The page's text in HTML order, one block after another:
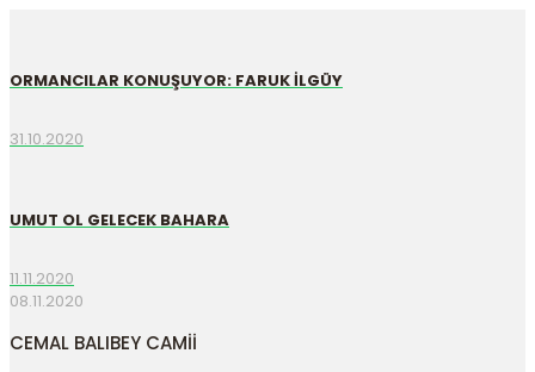
ORMANCILAR KONUŞUYOR: FARUK İLGÜY
31.10.2020
UMUT OL GELECEK BAHARA
11.11.2020
08.11.2020
CEMAL BALIBEY CAMİİ